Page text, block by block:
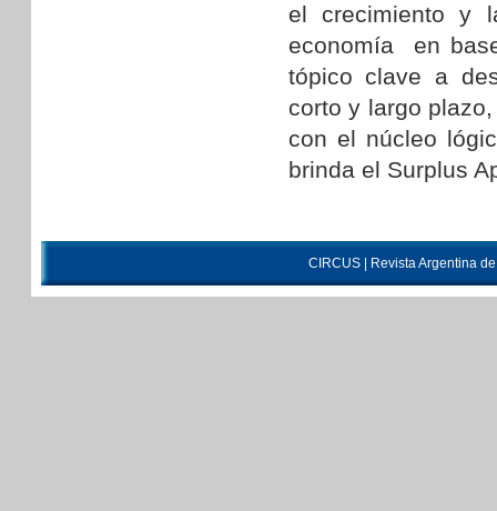
el crecimiento y
economía en
tópico clave a
corto y largo
con el núcleo
brinda el Surplus
CIRCUS | Revista Argentina